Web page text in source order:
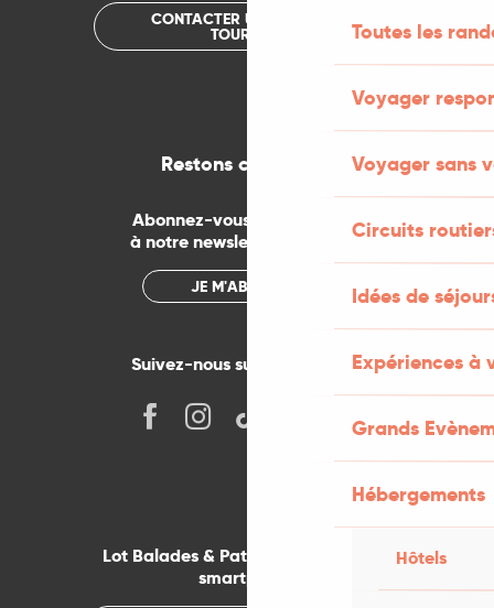
Toutes les
Voyager
Voyager sans
Circuits
Idées de
Expériences à
Grands
Hébergements
Hôtels
CONTACTER UN OFFICE DE
TOURISME
Restons connectés
Abonnez-vous gratuitement
à notre newsletter mensuelle
JE M'ABONNE
Suivez-nous sur les réseaux !
Lot Balades & Patrimoines sur votre
smartphone